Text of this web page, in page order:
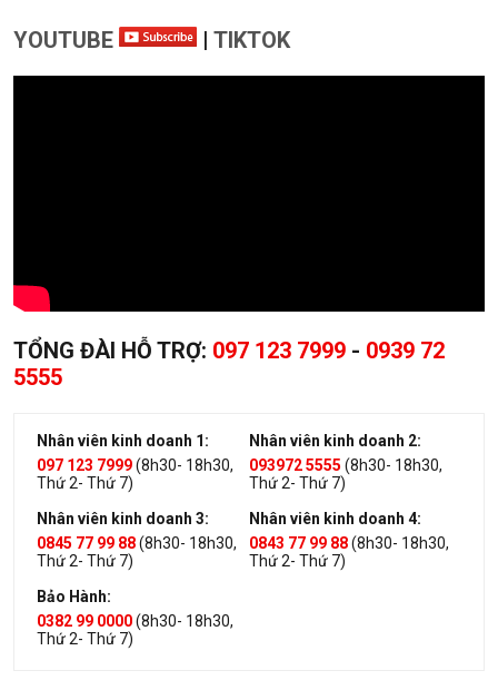
YOUTUBE | TIKTOK
TỔNG ĐÀI HỖ TRỢ: 097 123 7999 - 0939 72
5555
Nhân viên kinh doanh 1:
097 123 7999(8h30- 18h30,
Thứ 2- Thứ 7)
Nhân viên kinh doanh 2:
093972 5555 (8h30- 18h30,
Thứ 2- Thứ 7)
Nhân viên kinh doanh 3:
0845 77 99 88(8h30- 18h30,
Thứ 2- Thứ 7)
Nhân viên kinh doanh 4:
0843 77 99 88(8h30- 18h30,
Thứ 2- Thứ 7)
Bảo Hành:
0382 99 0000(8h30- 18h30,
Thứ 2- Thứ 7)